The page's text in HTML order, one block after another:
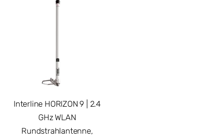
Interline HORIZON 9 | 2.4
GHz WLAN
Rundstrahlantenne,